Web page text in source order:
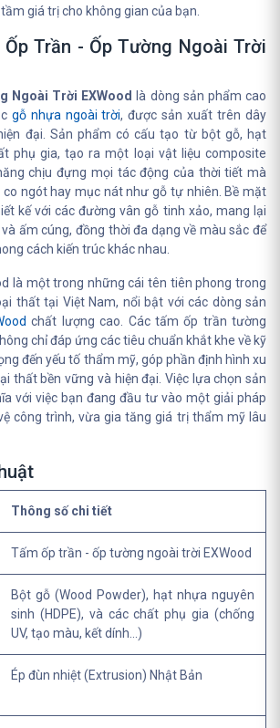
giá trị cho không gian của bạn.
Trần - Ốp Tường Ngoài Trời
Ngoài Trời EXWood
là dòng sản phẩm cao
gỗ nhựa ngoài trời, được sản xuất trên dây
đại. Sản phẩm có cấu tạo từ bột gỗ, hạt
phụ gia, tạo ra một loại vật liệu composite
chịu đựng mọi tác động của thời tiết mà
co ngót hay mục nát như gỗ tự nhiên. Bề mặt
kế với các đường vân gỗ tinh xảo, mang lại
ấm cúng, đồng thời đa dạng về màu sắc để
cách kiến trúc khác nhau.
là một trong những cái tên tiên phong trong
thất tại Việt Nam, nổi bật với các dòng sản
chất lượng cao. Các tấm ốp trần tường
chỉ đáp ứng các tiêu chuẩn khắt khe về kỹ
đến yếu tố thẩm mỹ, góp phần định hình xu
thất bền vững và hiện đại. Việc lựa chọn sản
với việc bạn đang đầu tư vào một giải pháp
công trình, vừa gia tăng giá trị thẩm mỹ lâu
Thông số chi tiết
Tấm ốp trần - ốp tường ngoài trời EXWood
Bột gỗ (Wood Powder), hạt nhựa nguyên
sinh (HDPE), và các chất phụ gia (chống
UV, tạo màu, kết dính...)
Ép đùn nhiệt (Extrusion) Nhật Bản